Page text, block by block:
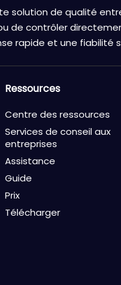
solution de qualité
de contrôler
rapide et une fiabilité
Ressources
Centre des ressources
Services de conseil aux
entreprises
Assistance
Guide
Prix
Télécharger